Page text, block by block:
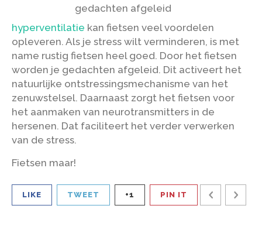
gedachten afgeleid
hyperventilatie kan fietsen veel voordelen
opleveren. Als je stress wilt verminderen, is met
name rustig fietsen heel goed. Door het fietsen
worden je gedachten afgeleid. Dit activeert het
natuurlijke ontstressingsmechanisme van het
zenuwstelsel. Daarnaast zorgt het fietsen voor
het aanmaken van neurotransmitters in de
hersenen. Dat faciliteert het verder verwerken
van de stress.
Fietsen maar!
LIKE TWEET +1 PIN IT